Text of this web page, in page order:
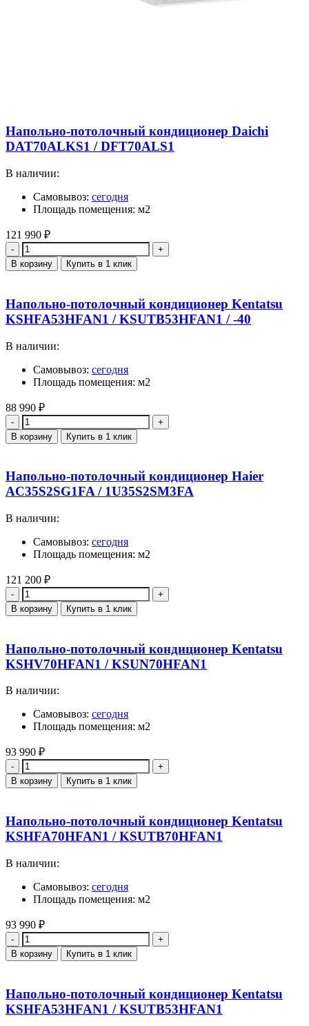
Напольно-потолочный кондиционер Daichi
DAT70ALKS1 / DFT70ALS1
В наличии:
Самовывоз: сегодня
Площадь помещения: м2
121 990 ₽
Количество
В корзину Купить в 1 клик
Напольно-потолочный кондиционер Kentatsu
KSHFA53HFAN1 / KSUTB53HFAN1 / -40
В наличии:
Самовывоз: сегодня
Площадь помещения: м2
88 990 ₽
Количество
В корзину Купить в 1 клик
Напольно-потолочный кондиционер Haier
AC35S2SG1FA / 1U35S2SM3FA
В наличии:
Самовывоз: сегодня
Площадь помещения: м2
121 200 ₽
Количество
В корзину Купить в 1 клик
Напольно-потолочный кондиционер Kentatsu
KSHV70HFAN1 / KSUN70HFAN1
В наличии:
Самовывоз: сегодня
Площадь помещения: м2
93 990 ₽
Количество
В корзину Купить в 1 клик
Напольно-потолочный кондиционер Kentatsu
KSHFA70HFAN1 / KSUTB70HFAN1
В наличии:
Самовывоз: сегодня
Площадь помещения: м2
93 990 ₽
Количество
В корзину Купить в 1 клик
Напольно-потолочный кондиционер Kentatsu
KSHFA53HFAN1 / KSUTB53HFAN1